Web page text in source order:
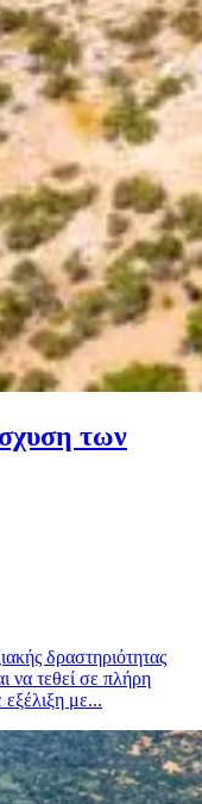
των
δραστηριότητας
να τεθεί σε πλήρη
με...